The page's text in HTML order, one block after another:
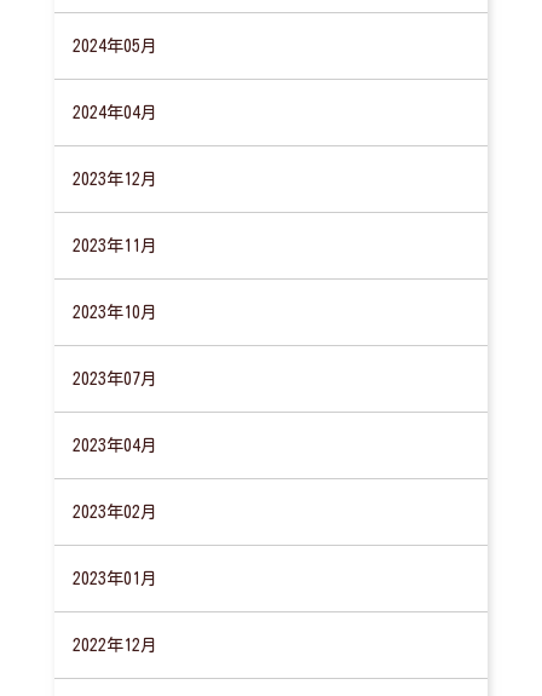
2024年05月
2024年04月
2023年12月
2023年11月
2023年10月
2023年07月
2023年04月
2023年02月
2023年01月
2022年12月